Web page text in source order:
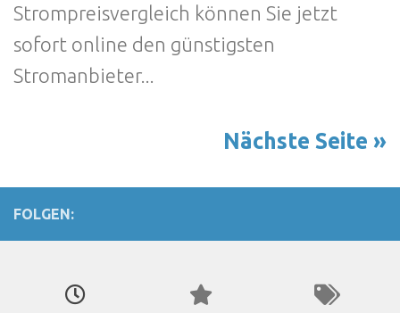
Strompreisvergleich können Sie jetzt
sofort online den günstigsten
Stromanbieter...
Nächste Seite »
FOLGEN: